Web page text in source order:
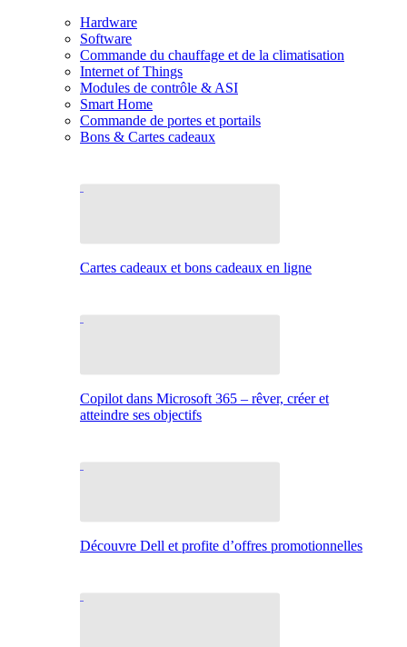
Hardware
Software
Commande du chauffage et de la climatisation
Internet of Things
Modules de contrôle & ASI
Smart Home
Commande de portes et portails
Bons & Cartes cadeaux
Cartes cadeaux et bons cadeaux en ligne
Copilot dans Microsoft 365 – rêver, créer et
atteindre ses objectifs
Découvre Dell et profite d’offres promotionnelles